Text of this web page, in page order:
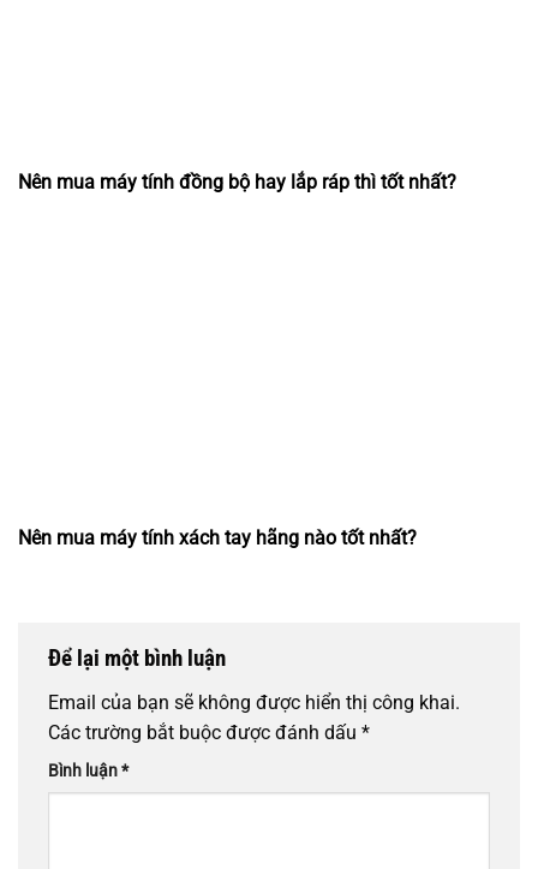
Nên mua máy tính đồng bộ hay lắp ráp thì tốt nhất?
Nên mua máy tính xách tay hãng nào tốt nhất?
Để lại một bình luận
Email của bạn sẽ không được hiển thị công khai.
Các trường bắt buộc được đánh dấu *
Bình luận*